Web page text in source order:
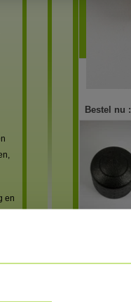
en
Bestel nu :